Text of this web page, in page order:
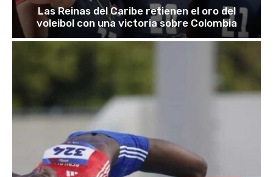
Las Reinas del Caribe retienen el oro del
voleibol con una victoria sobre Colombia